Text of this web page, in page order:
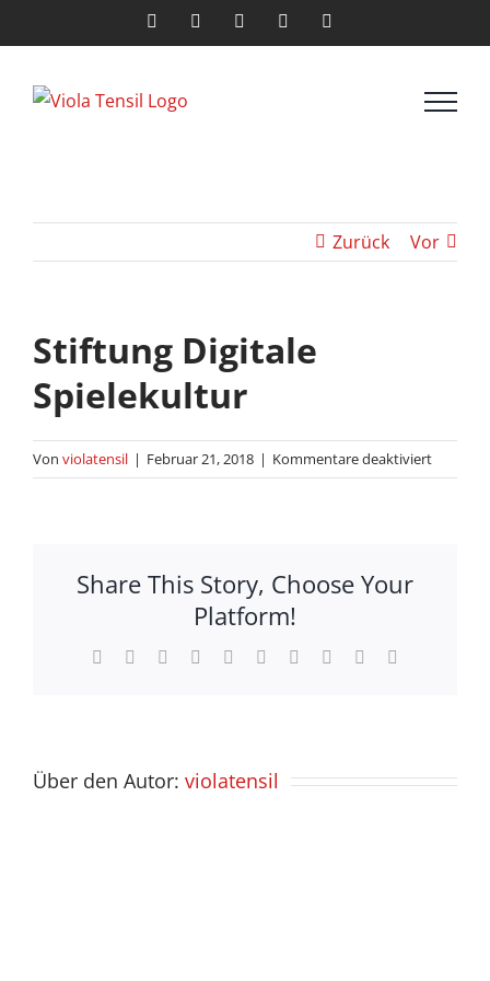
Inhalt
Facebook InstagramLinkedIn
Zurück Vor
Stiftung Digitale
Spielekultur
Von violatensil | Februar 21, 2018 | Kommentare deaktiviertfür
Stiftung
Share This Story, Choose Your
Platform!
Facebook Reddit LinkedInWhatsApp
TumblrPinterest Xing
Über den Autor: violatensil